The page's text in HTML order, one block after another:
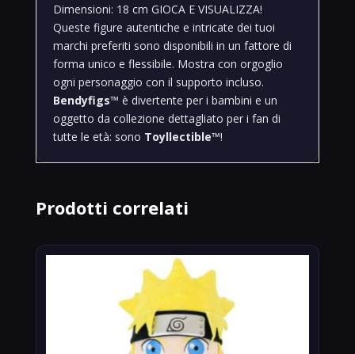
Dimensioni: 18 cm GIOCA E VISUALIZZA!
Queste figure autentiche e intricate dei tuoi
marchi preferiti sono disponibili in un fattore di
forma unico e flessibile. Mostra con orgoglio
ogni personaggio con il supporto incluso.
Bendyfigs™ è divertente per i bambini e un
oggetto da collezione dettagliato per i fan di
tutte le età: sono Toyllectible™!
Prodotti correlati